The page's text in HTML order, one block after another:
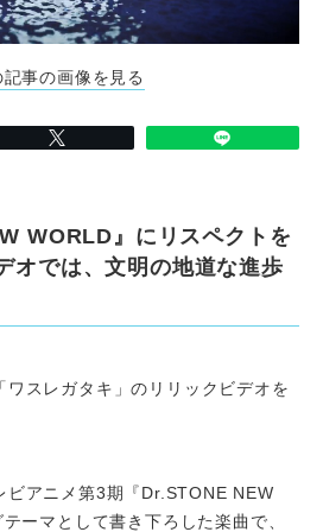
記事の画像を見る
WORLD』にリスペクトを
オでは、文明の地道な進歩
スレガタキ」のリリックビデオを
ビアニメ第3期『Dr.STONE NEW
ーマとして書き下ろした楽曲で、